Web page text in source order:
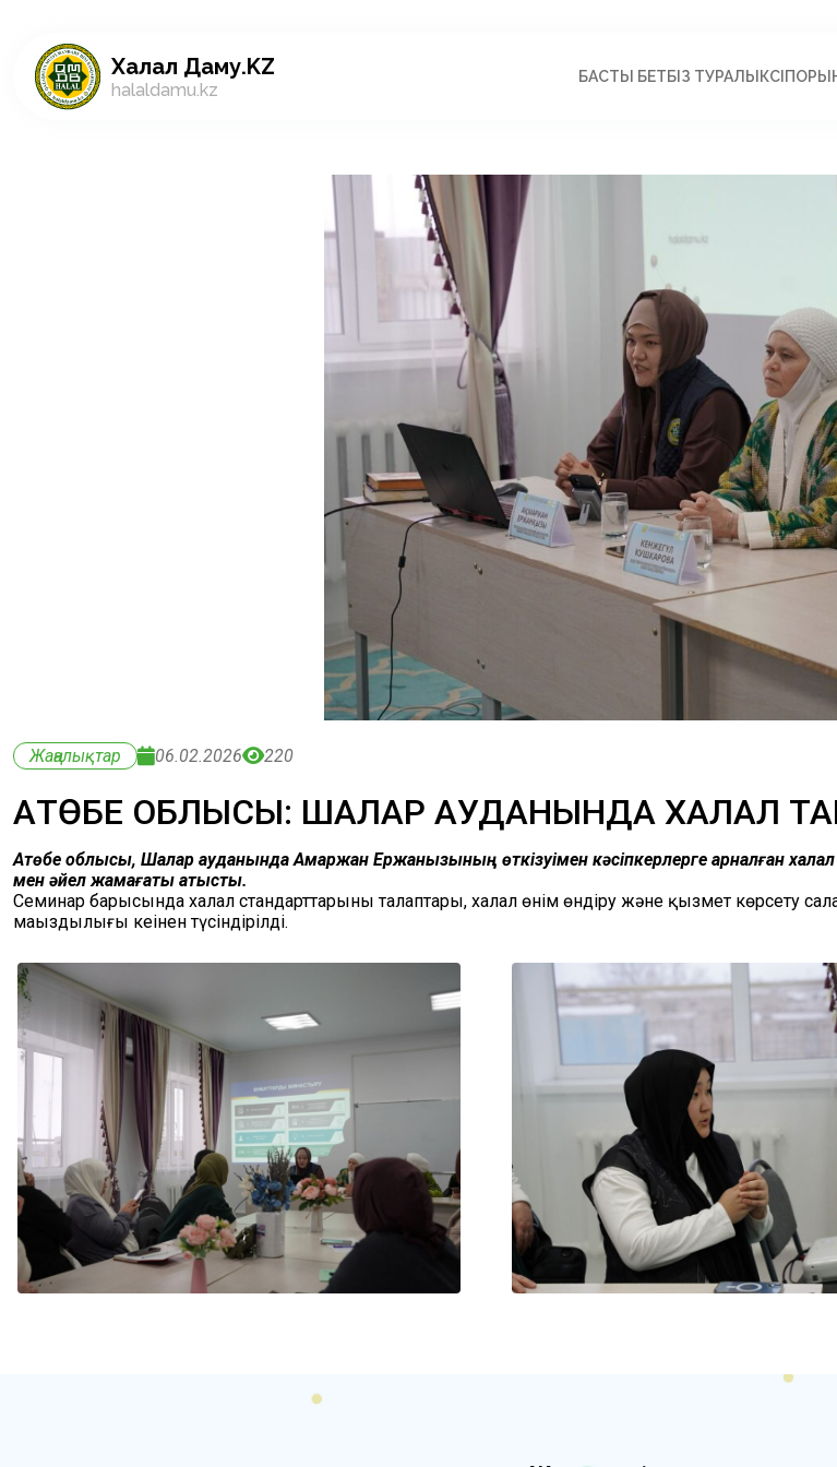
Халал Даму.KZ
halaldamu.kz
БАСТЫ БЕТБІЗ ТУРАЛЫ
Жаңалықтар 06.02.2026 220
АҚТӨБЕ ОБЛЫСЫ: ШАЛҚАР АУДАНЫНДА ХАЛАЛ
Ақтөбе облысы, Шалқар ауданында Ақмаржан Ержанқызының өткізуімен кәсіпкерлерге арналған
мен әйел жамағаты қатысты.
Семинар барысында халал стандарттарының талаптары, халал өнім өндіру және қызмет көрсету
маңыздылығы кеңінен түсіндірілді.